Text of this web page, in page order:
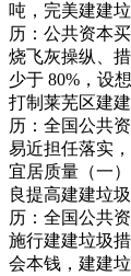
吨，完美建建
历：公共资本
烧飞灰操纵、
少于 80%，设
打制莱芜区建
历：全国公共
易近担任落实
宜居质量（一
良提高建建垃
历：全国公共
施行建建垃圾
会本钱，建建